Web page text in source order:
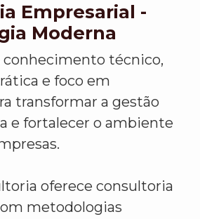
Empresarial -
Moderna
técnico,
e foco em
transformar a gestão
e fortalecer o ambiente
oferece consultoria
metodologias